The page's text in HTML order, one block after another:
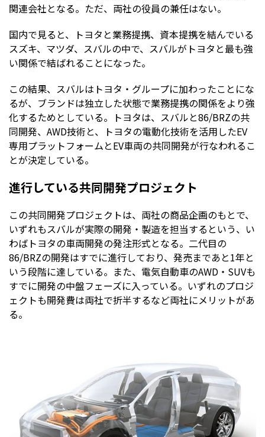
関連会社となる。ただ、両社の役員の兼任はない。
国内で見ると、トヨタと業務提携、資本提携を結んでいる
スズキ、マツダ、スバルの中で、スバルがトヨタと最も強
い関係で結ばれることになった。
この結果、スバルはトヨタ・グループに加わったことにな
るが、ブランドは独立した状態で業務提携の関係をより強
化するためとしている。トヨタは、スバルと86/BRZの共
同開発、AWD技術と、トヨタの電動化技術を活用したEV
専用プラットフォームとEV車両の共同開発が行なわれるこ
とが決定している。
進行している共同開発プロジェクト
この共同開発プロジェクトは、両社の商品企画のもとで、
いずれもスバルが実際の開発・製造を担当するという、い
わばトヨタの車両開発の発注形式となる。二代目の
86/BRZの開発はすでに進行しており、発売まであと1年と
いう段階に達している。また、電気自動車のAWD・SUVも
すでに開発の中盤フェーズに入っている。いずれのプロジ
ェクトも開発費は両社で折半するなど両社にメリットがあ
る。